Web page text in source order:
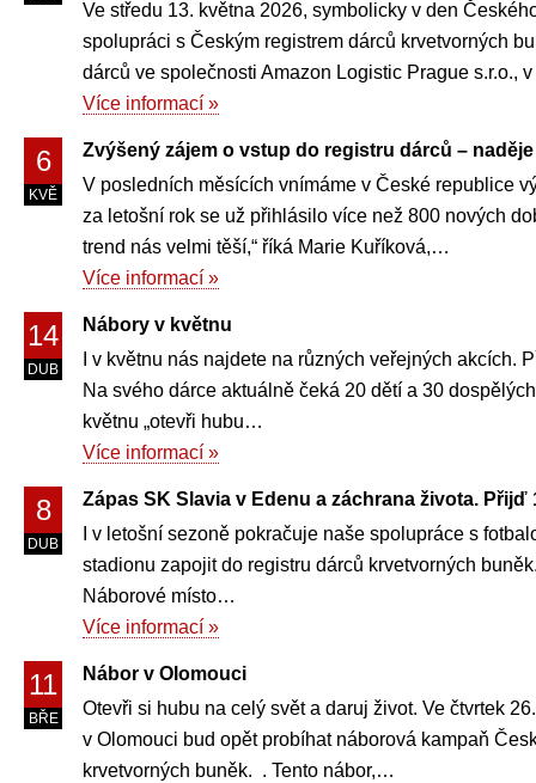
Ve středu 13. května 2026, symbolicky v den
spolupráci s Českým registrem dárců krvetvorných
dárců ve společnosti Amazon Logistic Prague s.r.o.,
Více informací »
6
KVĚ
Zvýšený zájem o vstup do registru dárců –
V posledních měsících vnímáme v České republice
za letošní rok se už přihlásilo více než 800 nových
trend nás velmi těší,“ říká Marie Kuříková,…
Více informací »
14
DUB
Nábory v květnu
I v květnu nás najdete na různých veřejných
Na svého dárce aktuálně čeká 20 dětí a 30
květnu „otevři hubu…
Více informací »
8
DUB
Zápas SK Slavia v Edenu a záchrana života. Přijď
I v letošní sezoně pokračuje naše spolupráce s
stadionu zapojit do registru dárců krvetvorných
Náborové místo…
Více informací »
11
BŘE
Nábor v Olomouci
Otevři si hubu na celý svět a daruj život. Ve čtvrtek
v Olomouci bud opět probíhat náborová kampaň
krvetvorných buněk. . Tento nábor,…